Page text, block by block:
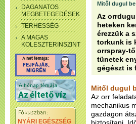
DAGANATOS
MEGBETEGEDÉSEK
TERHESSÉG
A MAGAS
KOLESZTERINSZINT
NYÁRI EGÉSZSÉG
Mitől dugul be
Az
heteken
érezzük a
torkunk is
orrspray-
tünetek
gégészt is
Mitől dugul
Az orr
mechanikus
gazdagon